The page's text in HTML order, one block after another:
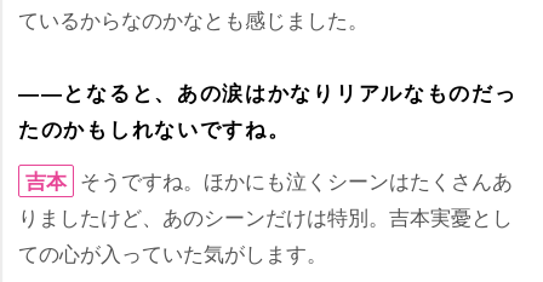
ているからなのかなとも感じました。
――となると、あの涙はかなりリアルなものだっ
たのかもしれないですね。
吉本 そうですね。ほかにも泣くシーンはたくさんあ
りましたけど、あのシーンだけは特別。吉本実憂とし
ての心が入っていた気がします。